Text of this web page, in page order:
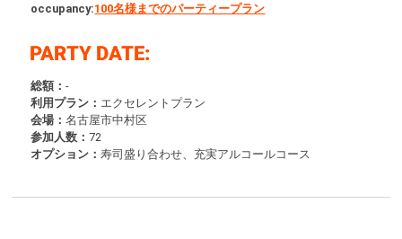
occupancy:100名様までのパーティープラン
総額：-
利用プラン： エクセレントプラン
会場：名古屋市中村区
参加人数：72
オプション：寿司盛り合わせ、充実アルコールコース